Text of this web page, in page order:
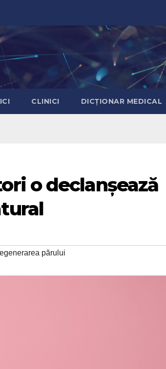
CLINICI DICȚIONAR MEDICAL
o declanșează
părului